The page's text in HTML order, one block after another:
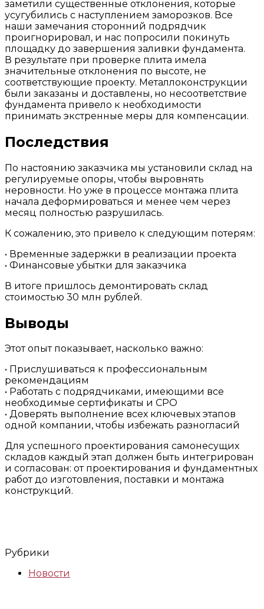
заметили существенные отклонения, которые
усугубились с наступлением заморозков. Все
наши замечания сторонний подрядчик
проигнорировал, и нас попросили покинуть
площадку до завершения заливки фундамента.
В результате при проверке плита имела
значительные отклонения по высоте, не
соответствующие проекту. Металлоконструкции
были заказаны и доставлены, но несоответствие
фундамента привело к необходимости
принимать экстренные меры для компенсации.
Последствия
По настоянию заказчика мы установили склад на
регулируемые опоры, чтобы выровнять
неровности. Но уже в процессе монтажа плита
начала деформироваться и менее чем через
месяц полностью разрушилась.
К сожалению, это привело к следующим потерям:
• Временные задержки в реализации проекта
• Финансовые убытки для заказчика
В итоге пришлось демонтировать склад
стоимостью 30 млн рублей.
Выводы
Этот опыт показывает, насколько важно:
• Прислушиваться к профессиональным
рекомендациям
• Работать с подрядчиками, имеющими все
необходимые сертификаты и СРО
• Доверять выполнение всех ключевых этапов
одной компании, чтобы избежать разногласий
Для успешного проектирования самонесущих
складов каждый этап должен быть интегрирован
и согласован: от проектирования и фундаментных
работ до изготовления, поставки и монтажа
конструкций.
Рубрики
Новости